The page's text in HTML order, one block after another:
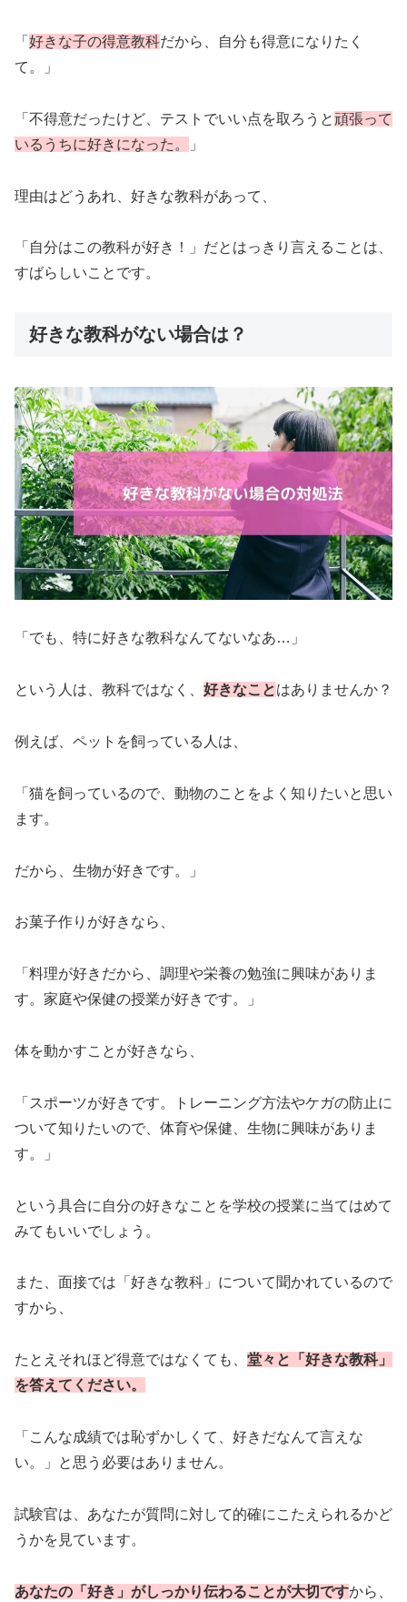
「 好きな子の得意教科だから、自分も得意になりたく
て。」
「不得意だったけど、テストでいい点を取ろうと頑張って
いるうちに好きになった。
」
理由はどうあれ、好きな教科があって、
「自分はこの教科が好き！」だとはっきり言えることは、
すばらしいことです。
好きな教科がない場合は？
「でも、特に好きな教科なんてないなあ…」
という人は、教科ではなく、 好きなことはありませんか？
例えば、ペットを飼っている人は、
「猫を飼っているので、動物のことをよく知りたいと思い
ます。
だから、生物が好きです。」
お菓子作りが好きなら、
「料理が好きだから、調理や栄養の勉強に興味がありま
す。家庭や保健の授業が好きです。」
体を動かすことが好きなら、
「スポーツが好きです。トレーニング方法やケガの防止に
ついて知りたいので、体育や保健、生物に興味がありま
す。」
という具合に自分の好きなことを学校の授業に当てはめて
みてもいいでしょう。
また、面接では「好きな教科」について聞かれているので
すから、
たとえそれほど得意ではなくても、 堂々と「好きな教科」
を答えてください。
「こんな成績では恥ずかしくて、好きだなんて言えな
い。」と思う必要はありません。
試験官は、あなたが質問に対して的確にこたえられるかど
うかを見ています。
あなたの「好き」がしっかり伝わることが大切ですから、